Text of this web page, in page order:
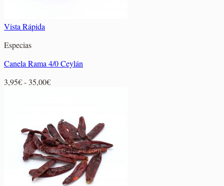
Vista Rápida
Especias
Canela Rama 4/0 Ceylán
3,95€- 35,00€Rango
3,95€
hasta
35,00€